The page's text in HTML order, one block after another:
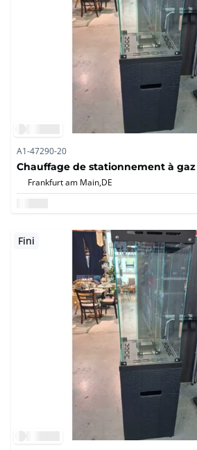
A1-47290-20
Chauffage de stationnement à gaz
Frankfurt am Main,DE
Fini